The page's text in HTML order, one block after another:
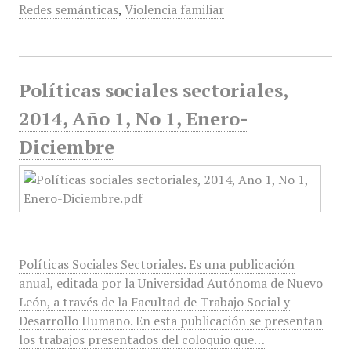
Redes semánticas, Violencia familiar
Políticas sociales sectoriales,
2014, Año 1, No 1, Enero-
Diciembre
Políticas Sociales Sectoriales. Es una publicación
anual, editada por la Universidad Autónoma de Nuevo
León, a través de la Facultad de Trabajo Social y
Desarrollo Humano. En esta publicación se presentan
los trabajos presentados del coloquio que…